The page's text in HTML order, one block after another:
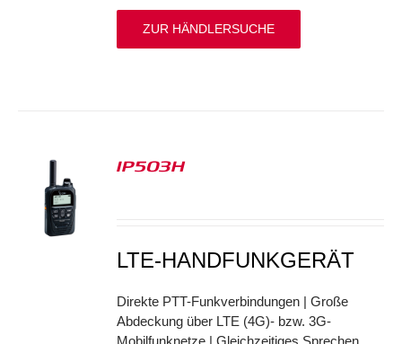
ZUR HÄNDLERSUCHE
IP503H
LTE-HANDFUNKGERÄT
Direkte PTT-Funkverbindungen | Große
Abdeckung über LTE (4G)- bzw. 3G-
Mobilfunknetze | Gleichzeitiges Sprechen